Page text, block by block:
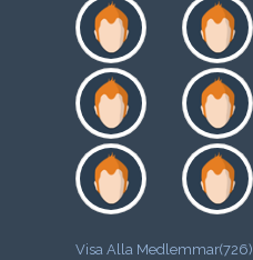
Visa Alla Medlemmar(726)